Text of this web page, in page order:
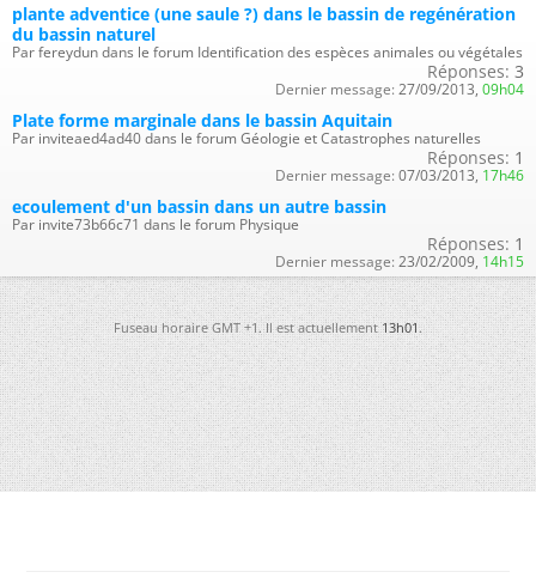
plante adventice (une saule ?) dans le bassin de regénération
du bassin naturel
Par fereydun dans le forum Identification des espèces animales ou végétales
Réponses: 3
Dernier message: 27/09/2013, 09h04
Plate forme marginale dans le bassin Aquitain
Par inviteaed4ad40 dans le forum Géologie et Catastrophes naturelles
Réponses: 1
Dernier message: 07/03/2013, 17h46
ecoulement d'un bassin dans un autre bassin
Par invite73b66c71 dans le forum Physique
Réponses: 1
Dernier message: 23/02/2009, 14h15
Fuseau horaire GMT +1. Il est actuellement13h01.